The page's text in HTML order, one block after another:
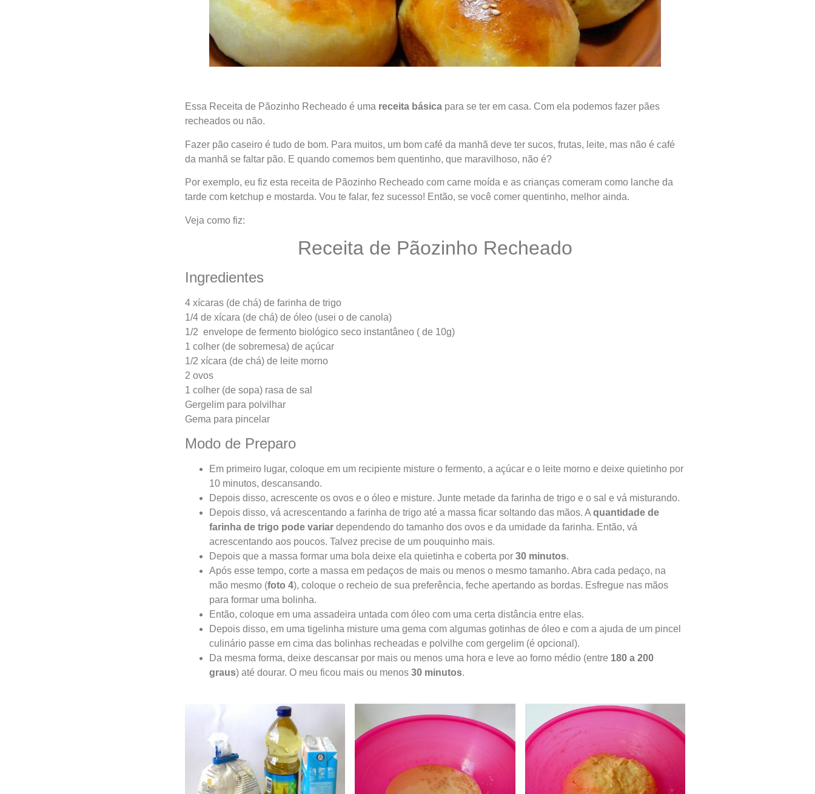
Essa Receita de Pãozinho Recheado é uma receita básicapara se ter em casa. Com ela podemos fazer pães
recheados ou não.
Fazer pão caseiro é tudo de bom. Para muitos, um bom café da manhã deve ter sucos, frutas, leite, mas não é café
da manhã se faltar pão. E quando comemos bem quentinho, que maravilhoso, não é?
Por exemplo, eu fiz esta receita de Pãozinho Recheado com carne moída e as crianças comeram como lanche da
tarde com ketchup e mostarda. Vou te falar, fez sucesso! Então, se você comer quentinho, melhor ainda.
Veja como fiz:
Receita de Pãozinho Recheado
Ingredientes
4 xícaras (de chá) de farinha de trigo
1/4 de xícara (de chá) de óleo (usei o de canola)
1/2 envelope de fermento biológico seco instantâneo ( de 10g)
1 colher (de sobremesa) de açúcar
1/2 xícara (de chá) de leite morno
2 ovos
1 colher (de sopa) rasa de sal
Gergelim para polvilhar
Gema para pincelar
Modo de Preparo
Em primeiro lugar, coloque em um recipiente misture o fermento, a açúcar e o leite morno e deixe quietinho por
10 minutos, descansando.
Depois disso, acrescente os ovos e o óleo e misture. Junte metade da farinha de trigo e o sal e vá misturando.
Depois disso, vá acrescentando a farinha de trigo até a massa ficar soltando das mãos. Aquantidade de
farinha de trigo pode variardependendo do tamanho dos ovos e da umidade da farinha. Então, vá
acrescentando aos poucos. Talvez precise de um pouquinho mais.
Depois que a massa formar uma bola deixe ela quietinha e coberta por 30 minutos.
Após esse tempo, corte a massa em pedaços de mais ou menos o mesmo tamanho. Abra cada pedaço, na
mão mesmo (foto 4), coloque o recheio de sua preferência, feche apertando as bordas. Esfregue nas mãos
para formar uma bolinha.
Então, coloque em uma assadeira untada com óleo com uma certa distância entre elas.
Depois disso, em uma tigelinha misture uma gema com algumas gotinhas de óleo e com a ajuda de um pincel
culinário passe em cima das bolinhas recheadas e polvilhe com gergelim (é opcional).
Da mesma forma, deixe descansar por mais ou menos uma hora e leve ao forno médio (entre 180 a 200
graus) até dourar. O meu ficou mais ou menos 30 minutos.